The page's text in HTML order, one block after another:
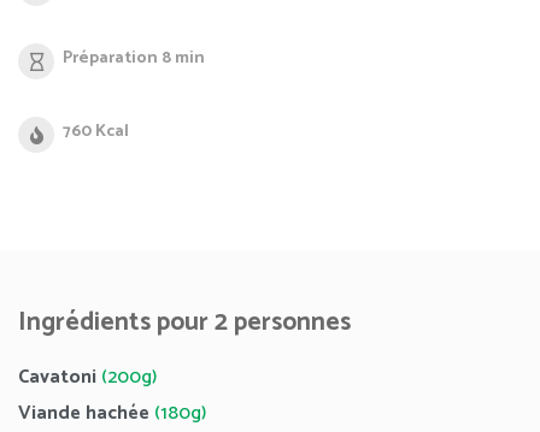
Préparation 8 min
760 Kcal
Ingrédients pour 2 personnes
Cavatoni(200g)
Viande hachée (180g)